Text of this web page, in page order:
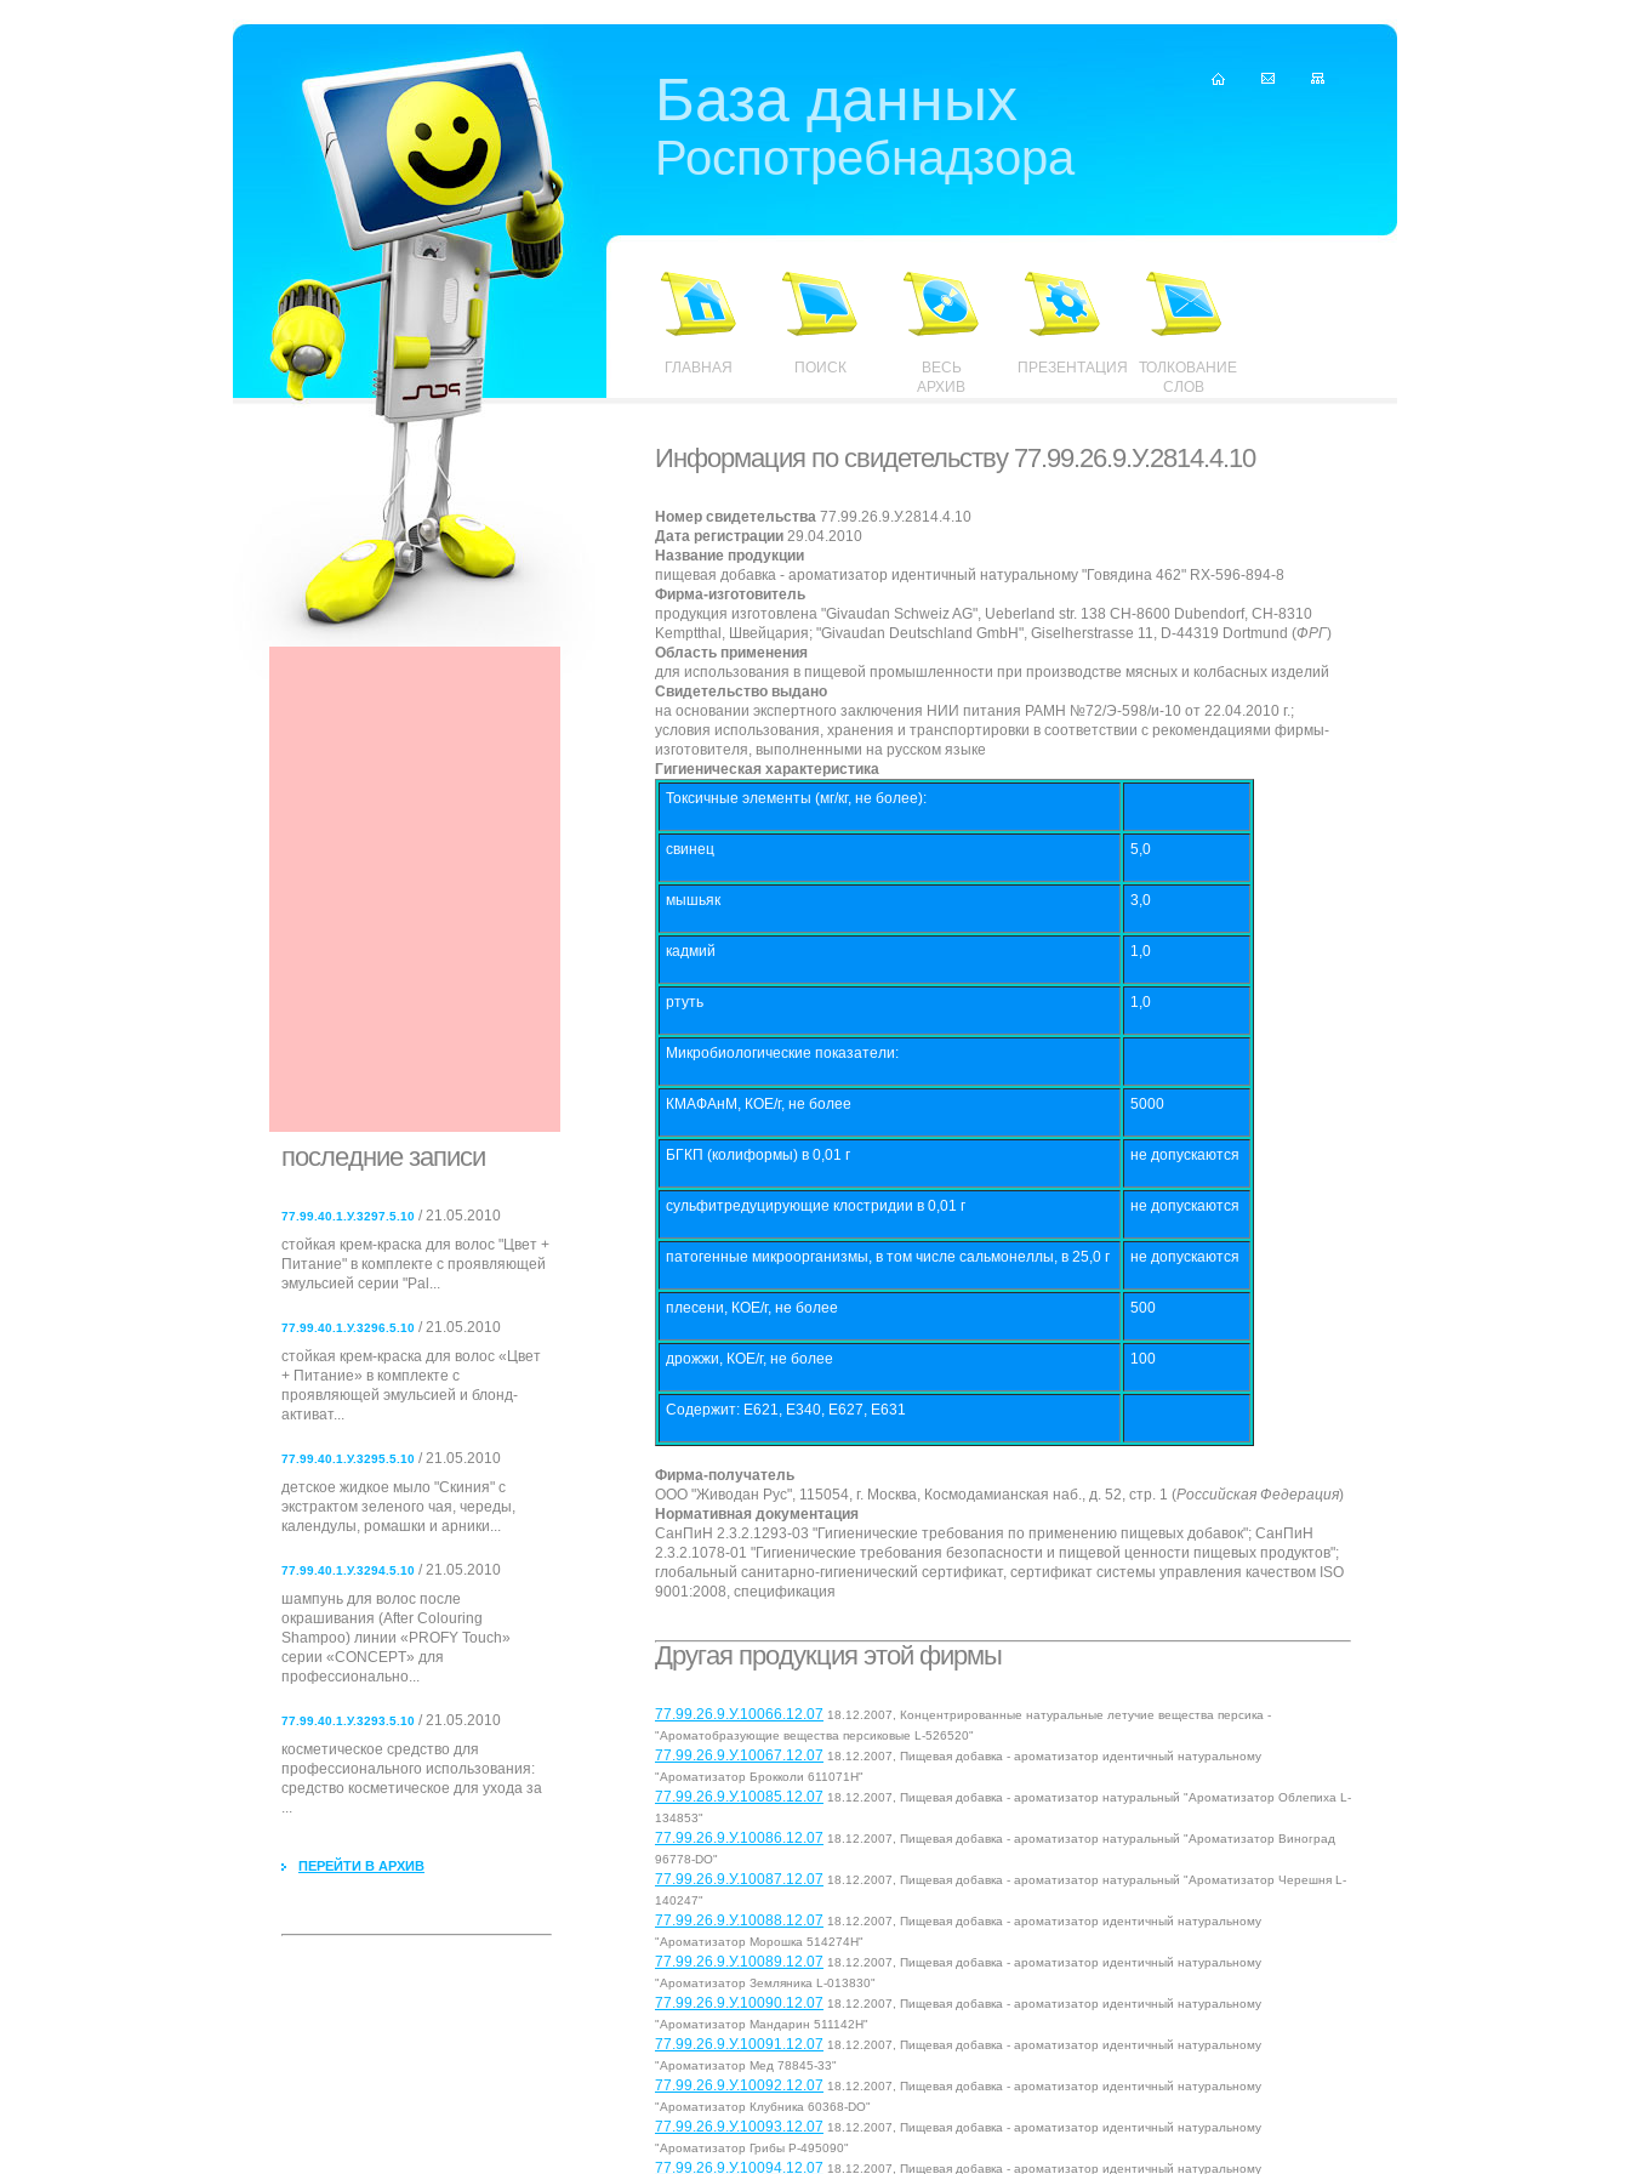
База данных
Роспотребнадзора
ГЛАВНАЯ ПОИСК
ВЕСЬ
АРХИВ
ПРЕЗЕНТАЦИЯ
ТОЛКОВАНИЕ
СЛОВ
последние записи
77.99.40.1.У.3297.5.10 / 21.05.2010
стойкая крем-краска для волос "Цвет +
Питание" в комплекте с проявляющей
эмульсией серии "Pal...
77.99.40.1.У.3296.5.10 / 21.05.2010
стойкая крем-краска для волос «Цвет
+ Питание» в комплекте с
проявляющей эмульсией и блонд-
активат...
77.99.40.1.У.3295.5.10 / 21.05.2010
детское жидкое мыло "Скиния" с
экстрактом зеленого чая, череды,
календулы, ромашки и арники...
77.99.40.1.У.3294.5.10 / 21.05.2010
шампунь для волос после
окрашивания (After Colouring
Shampoo) линии «PROFY Touch»
серии «CONCEPT» для
профессионально...
77.99.40.1.У.3293.5.10 / 21.05.2010
косметическое средство для
профессионального использования:
cредство косметическое для ухода за
...
ПЕРЕЙТИ В АРХИВ
Информация по свидетельству 77.99.26.9.У.2814.4.10
Номер свидетельства 77.99.26.9.У.2814.4.10
Дата регистрации 29.04.2010
Название продукции
пищевая добавка - ароматизатор идентичный натуральному "Говядина 462" RX-596-894-8
Фирма-изготовитель
продукция изготовлена "Givaudan Schweiz AG", Ueberland str. 138 CH-8600 Dubendorf, CH-8310
Kemptthal, Швейцария; "Givaudan Deutschland GmbH", Giselherstrasse 11, D-44319 Dortmund (ФРГ)
Область применения
для использования в пищевой промышленности при производстве мясных и колбасных изделий
Свидетельство выдано
на основании экспертного заключения НИИ питания РАМН №72/Э-598/и-10 от 22.04.2010 г.;
условия использования, хранения и транспортировки в соответствии с рекомендациями фирмы-
изготовителя, выполненными на русском языке
Гигиеническая характеристика
Токсичные элементы (мг/кг, не более):
свинец 5,0
мышьяк 3,0
кадмий 1,0
ртуть 1,0
Микробиологические показатели:
КМАФАнМ, КОЕ/г, не более 5000
БГКП (колиформы) в 0,01 г не допускаются
сульфитредуцирующие клостридии в 0,01 г не допускаются
патогенные микроорганизмы, в том числе сальмонеллы, в 25,0 г не допускаются
плесени, КОЕ/г, не более 500
дрожжи, КОЕ/г, не более 100
Содержит: Е621, Е340, Е627, Е631
Фирма-получатель
ООО "Живодан Рус", 115054, г. Москва, Космодамианская наб., д. 52, стр. 1 (Российская Федерация)
Нормативная документация
СанПиН 2.3.2.1293-03 "Гигиенические требования по применению пищевых добавок"; СанПиН
2.3.2.1078-01 "Гигиенические требования безопасности и пищевой ценности пищевых продуктов";
глобальный санитарно-гигиенический сертификат, сертификат системы управления качеством ISO
9001:2008, спецификация
Другая продукция этой фирмы
77.99.26.9.У.10066.12.07 18.12.2007, Концентрированные натуральные летучие вещества персика -
"Ароматобразующие вещества персиковые L-526520"
77.99.26.9.У.10067.12.07 18.12.2007, Пищевая добавка - ароматизатор идентичный натуральному
"Ароматизатор Брокколи 611071Н"
77.99.26.9.У.10085.12.07 18.12.2007, Пищевая добавка - ароматизатор натуральный "Ароматизатор Облепиха L-
134853"
77.99.26.9.У.10086.12.07 18.12.2007, Пищевая добавка - ароматизатор натуральный "Ароматизатор Виноград
96778-DO"
77.99.26.9.У.10087.12.07 18.12.2007, Пищевая добавка - ароматизатор натуральный "Ароматизатор Черешня L-
140247"
77.99.26.9.У.10088.12.07 18.12.2007, Пищевая добавка - ароматизатор идентичный натуральному
"Ароматизатор Морошка 514274Н"
77.99.26.9.У.10089.12.07 18.12.2007, Пищевая добавка - ароматизатор идентичный натуральному
"Ароматизатор Земляника L-013830"
77.99.26.9.У.10090.12.07 18.12.2007, Пищевая добавка - ароматизатор идентичный натуральному
"Ароматизатор Мандарин 511142Н"
77.99.26.9.У.10091.12.07 18.12.2007, Пищевая добавка - ароматизатор идентичный натуральному
"Ароматизатор Мед 78845-33"
77.99.26.9.У.10092.12.07 18.12.2007, Пищевая добавка - ароматизатор идентичный натуральному
"Ароматизатор Клубника 60368-DO"
77.99.26.9.У.10093.12.07 18.12.2007, Пищевая добавка - ароматизатор идентичный натуральному
"Ароматизатор Грибы Р-495090"
77.99.26.9.У.10094.12.07 18.12.2007, Пищевая добавка - ароматизатор идентичный натуральному